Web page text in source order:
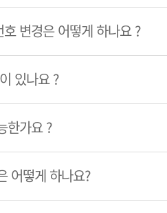
변경은 어떻게 하나요 ?
있나요 ?
한가요 ?
어떻게 하나요?